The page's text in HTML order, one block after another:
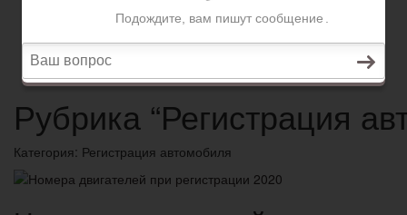
Гарантии и компенсации
Вопросы и ответы
Рубрика “Регистрация
Категория: Регистрация автомобиля